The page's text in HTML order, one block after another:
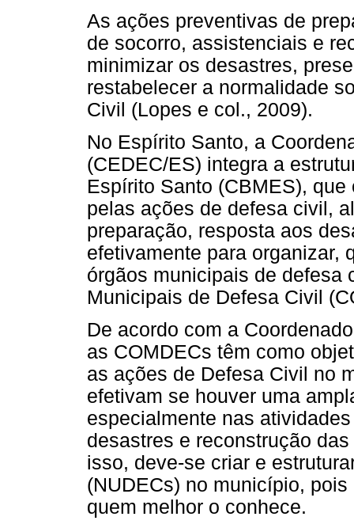
As ações preventivas de
de socorro, assistenciais e
minimizar os desastres,
restabelecer a normalidade
Civil (Lopes e col., 2009).
No Espírito Santo, a
(CEDEC/ES) integra a
Espírito Santo (CBMES),
pelas ações de defesa civil,
preparação, resposta aos
efetivamente para organizar,
órgãos municipais de defesa
Municipais de Defesa Civil
De acordo com a
as COMDECs têm como
as ações de Defesa Civil no
efetivam se houver uma
especialmente nas
desastres e reconstrução
isso, deve-se criar e
(NUDECs) no município,
quem melhor o conhece.